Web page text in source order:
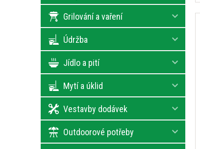
Grilování a vaření
Údržba
Jídlo a pití
Mytí a úklid
Vestavby dodávek
Outdoorové potřeby